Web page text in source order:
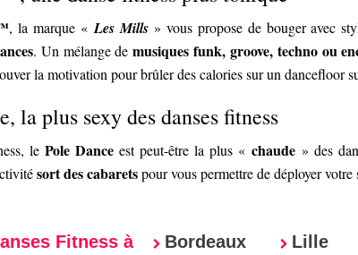
, la marque « Les Mills» vous propose de bouger avec
. Un mélange demusiques funk, groove, techno ou
la motivation pour brûler des calories sur un dancefloor
la plus sexy des danses fitness
le Pole Danceest peut-être la plus « chaude » des
sort des cabaretspour vous permettre de déployer
Fitness à Bordeaux Lille